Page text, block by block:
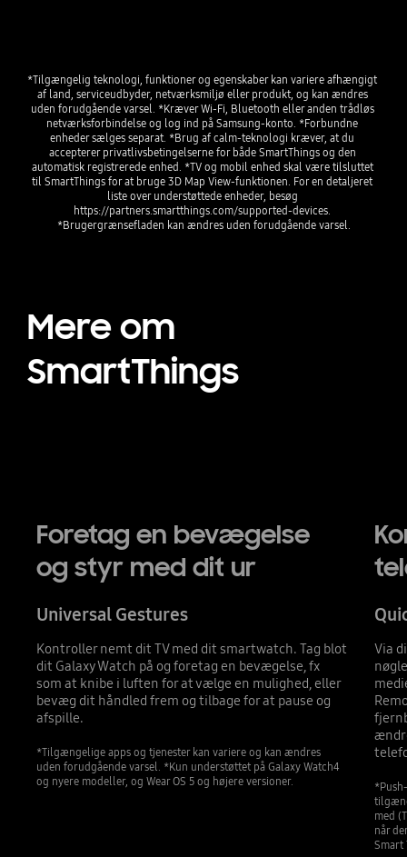
*Tilgængelig teknologi, funktioner og egenskaber kan variere afhængigt
af land, serviceudbyder, netværksmiljø eller produkt, og kan ændres
uden forudgående varsel. *Kræver Wi-Fi, Bluetooth eller anden trådløs
netværksforbindelse og log ind på Samsung-konto. *Forbundne
enheder sælges separat. *Brug af calm-teknologi kræver, at du
accepterer privatlivsbetingelserne for både SmartThings og den
automatisk registrerede enhed. *TV og mobil enhed skal være tilsluttet
til SmartThings for at bruge 3D Map View-funktionen. For en detaljeret
liste over understøttede enheder, besøg
https://partners.smartthings.com/supported-devices.
*Brugergrænsefladen kan ændres uden forudgående varsel.
Mere om
SmartThings
Foretag en bevægelse
og styr med dit ur
Universal Gestures
Kontroller nemt dit TV med dit smartwatch. Tag blot
dit Galaxy Watch på og foretag en bevægelse, fx
som at knibe i luften for at vælge en mulighed, eller
bevæg dit håndled frem og tilbage for at pause og
afspille.
*Tilgængelige apps og tjenester kan variere og kan ændres
uden forudgående varsel. *Kun understøttet på Galaxy Watch4
og nyere modeller, og Wear OS 5 og højere versioner.
Via
med
når
Smart